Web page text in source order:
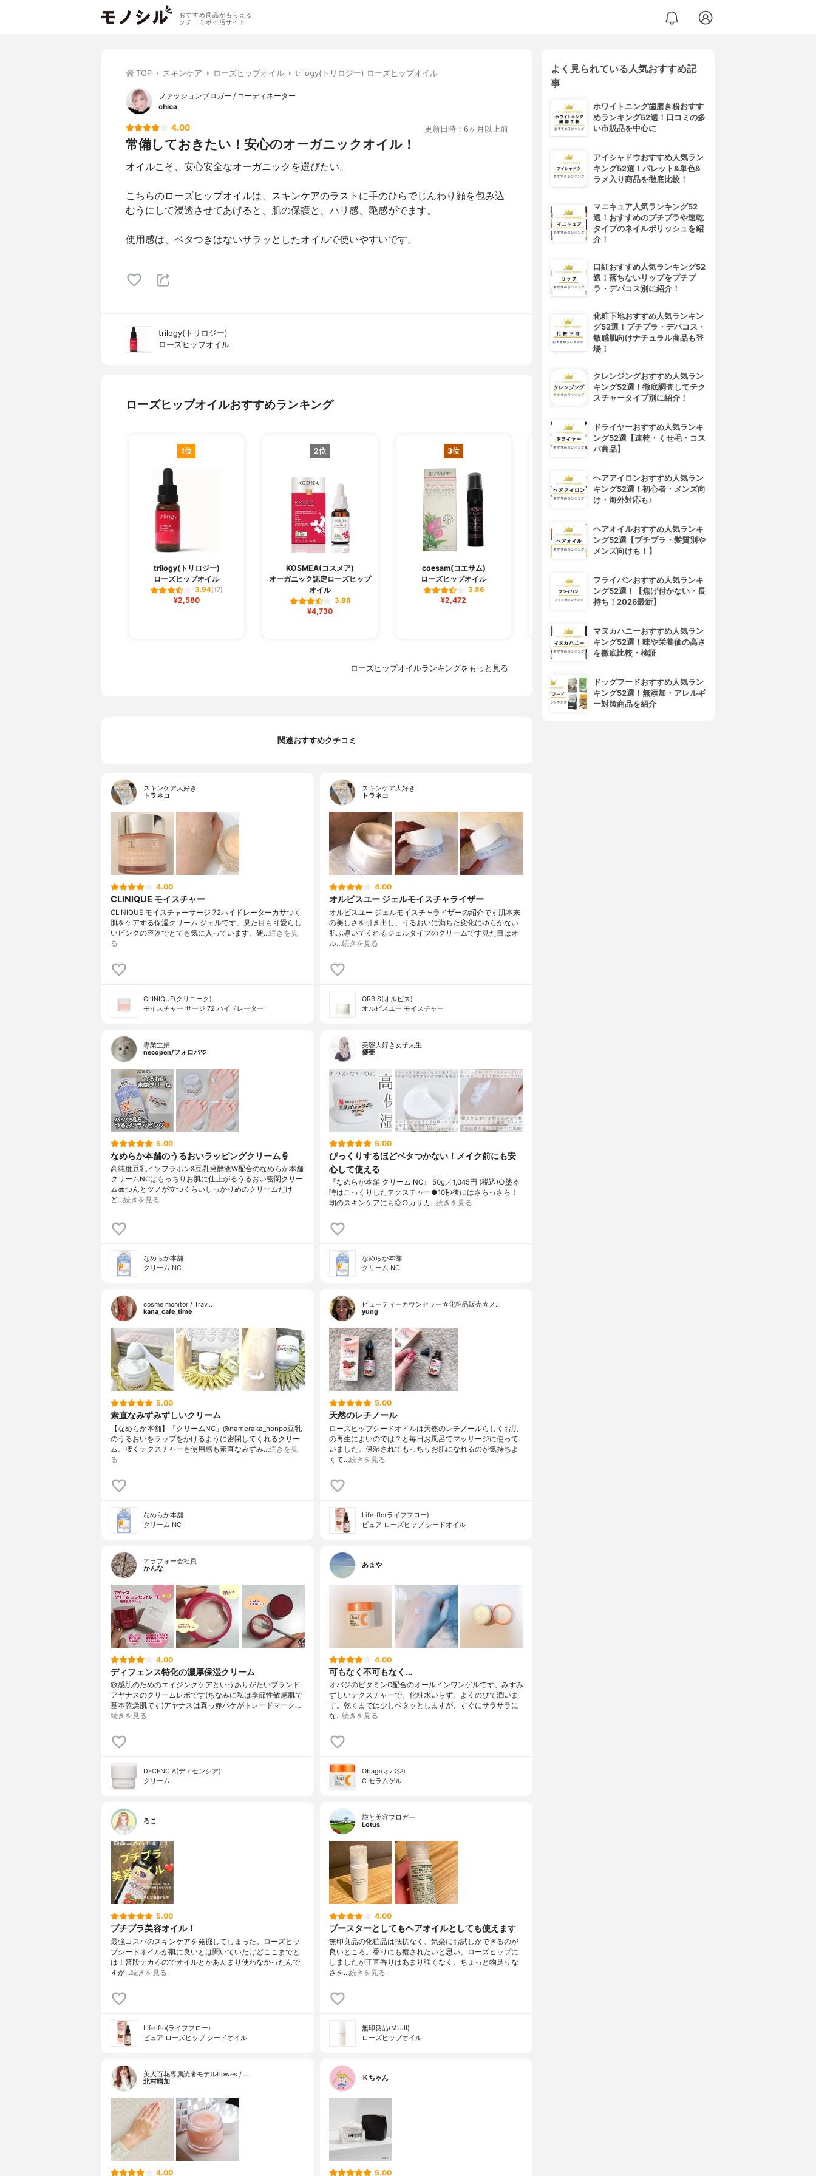
おすすめ商品がもらえる
クチコミポイ活サイト
TOP スキンケア ローズヒップオイル trilogy(トリロジー) ローズヒップオイル
ファッションブロガー / コーディネーター
chica
4.00 更新日時：6ヶ月以上前
常備しておきたい！安心のオーガニックオイル！
オイルこそ、安心安全なオーガニックを選びたい。
こちらのローズヒップオイルは、スキンケアのラストに手のひらでじんわり顔を包み込
むうにして浸透させてあげると、肌の保護と、ハリ感、艶感がでます。
使用感は、ベタつきはないサラッとしたオイルで使いやすいです。
trilogy(トリロジー)
ローズヒップオイル
ローズヒップオイルおすすめランキング
1位
trilogy(トリロジー)
ローズヒップオイル
3.94(17)
¥2,580
2位
KOSMEA(コスメア)
オーガニック認定ローズヒップ
オイル
3.88
¥4,730
3位
coesam(コエサム)
ローズヒップオイル
3.86
¥2,472
4位
ランツ)
オーガニック ローズヒップオ
イル
ウエイトレス ローズヒップオ
ローズヒップオイルランキングをもっと見る
関連おすすめクチコミ
スキンケア大好き
トラネコ
4.00
CLINIQUE モイスチャー
CLINIQUE モイスチャーサージ 72ハイドレーターカサつく
肌をケアする保湿クリーム ジェルです、見た目も可愛らし
いピンクの容器でとても気に入っています、硬…続きを見
る
CLINIQUE(クリニーク)
モイスチャー サージ 72 ハイドレーター
スキンケア大好き
トラネコ
4.00
オルビスユー ジェルモイスチャライザー
オルビスユー ジェルモイスチャライザーの紹介です肌本来
の美しさを引き出し、うるおいに満ちた変化にゆらがない
肌ふ導いてくれるジェルタイプのクリームです見た目はオ
ル…続きを見る
ORBIS(オルビス)
オルビスユー モイスチャー
専業主婦
necopen/フォロバ♡
5.00
なめらか本舗のうるおいラッピングクリーム🍦
高純度豆乳イソフラボン&豆乳発酵液W配合のなめらか本舗
クリームNCはもっちりお肌に仕上がるうるおい密閉クリー
ム🧁つんとツノが立つくらいしっかりめのクリームだけ
ど…続きを見る
なめらか本舗
クリーム NC
美容大好き女子大生
優亜
5.00
びっくりするほどベタつかない！メイク前にも安
心して使える
『なめらか本舗 クリーム NC』 50g／1,045円 (税込)○塗る
時はこっくりしたテクスチャー●10秒後にはさらっさら！
朝のスキンケアにも◎○カサカ…続きを見る
なめらか本舗
クリーム NC
cosme monitor / Trav…
kana_cafe_time
5.00
素直なみずみずしいクリーム
【なめらか本舗】「クリームNC」@nameraka_honpo豆乳
のうるおいをラップをかけるように密閉してくれるクリー
ム。凄くテクスチャーも使用感も素直なみずみ…続きを見
る
なめらか本舗
クリーム NC
ビューティーカウンセラー☆化粧品販売☆メ…
yung
5.00
天然のレチノール
ローズヒップシードオイルは天然のレチノールらしくお肌
の再生によいのでは？と毎日お風呂でマッサージに使って
いました。保湿されてもっちりお肌になれるのが気持ちよ
くて…続きを見る
Life-flo(ライフフロー)
ピュア ローズヒップ シードオイル
アラフォー会社員
かんな
4.00
ディフェンス特化の濃厚保湿クリーム
敏感肌のためのエイジングケアというありがたいブランド!
アヤナスのクリームレポです(ちなみに私は季節性敏感肌で
基本乾燥肌です)アヤナスは真っ赤パケがトレードマーク…
続きを見る
DECENCIA(ディセンシア)
クリーム
あまや
4.00
可もなく不可もなく…
オバジのビタミンC配合のオールインワンゲルです。みずみ
ずしいテクスチャーで、化粧水いらず。よくのびて潤いま
す。乾くまでは少しペタッとしますが、すぐにサラサラに
な…続きを見る
Obagi(オバジ)
C セラムゲル
ろこ
5.00
プチプラ美容オイル！
最強コスパのスキンケアを発掘してしまった。ローズヒッ
プシードオイルが肌に良いとは聞いていたけどここまでと
は！普段テカるのでオイルとかあんまり使わなかったんで
すが…続きを見る
Life-flo(ライフフロー)
ピュア ローズヒップ シードオイル
旅と美容ブロガー
Lotus
4.00
ブースターとしてもヘアオイルとしても使えます
無印良品の化粧品は抵抗なく、気楽にお試しができるのが
良いところ。香りにも癒されたいと思い、ローズヒップに
しましたが正直香りはあまり強くなく、ちょっと物足りな
さを…続きを見る
無印良品(MUJI)
ローズヒップオイル
美人百花専属読者モデルflowes / …
北村晴加
4.00
Ｋちゃん
5.00
よく見られている人気おすすめ記
事
ホワイトニング歯磨き粉おすす
めランキング52選！口コミの多
い市販品を中心に
アイシャドウおすすめ人気ラン
キング52選！パレット&単色&
ラメ入り商品を徹底比較！
マニキュア人気ランキング52
選！おすすめのプチプラや速乾
タイプのネイルポリッシュを紹
介！
口紅おすすめ人気ランキング52
選！落ちないリップをプチプ
ラ・デパコス別に紹介！
化粧下地おすすめ人気ランキン
グ52選！プチプラ・デパコス・
敏感肌向けナチュラル商品も登
場！
クレンジングおすすめ人気ラン
キング52選！徹底調査してテク
スチャータイプ別に紹介！
ドライヤーおすすめ人気ランキ
ング52選【速乾・くせ毛・コス
パ商品】
ヘアアイロンおすすめ人気ラン
キング52選！初心者・メンズ向
け・海外対応も♪
ヘアオイルおすすめ人気ランキ
ング52選【プチプラ・髪質別や
メンズ向けも！】
フライパンおすすめ人気ランキ
ング52選！【焦げ付かない・長
持ち！2026最新】
マヌカハニーおすすめ人気ラン
キング52選！味や栄養価の高さ
を徹底比較・検証
ドッグフードおすすめ人気ラン
キング52選！無添加・アレルギ
ー対策商品を紹介